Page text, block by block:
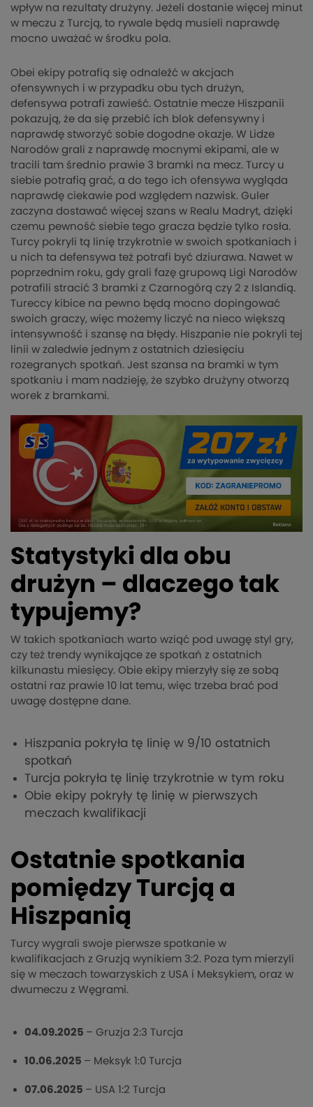
wpływ na rezultaty drużyny. Jeżeli dostanie więcej minut
w meczu z Turcją, to rywale będą musieli naprawdę
mocno uważać w środku pola.
Obei ekipy potrafią się odnaleźć w akcjach
ofensywnych i w przypadku obu tych drużyn,
defensywa potrafi zawieść. Ostatnie mecze Hiszpanii
pokazują, że da się przebić ich blok defensywny i
naprawdę stworzyć sobie dogodne okazje. W Lidze
Narodów grali z naprawdę mocnymi ekipami, ale w
tracili tam średnio prawie 3 bramki na mecz. Turcy u
siebie potrafią grać, a do tego ich ofensywa wygląda
naprawdę ciekawie pod względem nazwisk. Guler
zaczyna dostawać więcej szans w Realu Madryt, dzięki
czemu pewność siebie tego gracza będzie tylko rosła.
Turcy pokryli tą linię trzykrotnie w swoich spotkaniach i
u nich ta defensywa też potrafi być dziurawa. Nawet w
poprzednim roku, gdy grali fazę grupową Ligi Narodów
potrafili stracić 3 bramki z Czarnogórą czy 2 z Islandią.
Tureccy kibice na pewno będą mocno dopingować
swoich graczy, więc możemy liczyć na nieco większą
intensywność i szansę na błędy. Hiszpanie nie pokryli tej
linii w zaledwie jednym z ostatnich dziesięciu
rozegranych spotkań. Jest szansa na bramki w tym
spotkaniu i mam nadzieję, że szybko drużyny otworzą
worek z bramkami.
Statystyki dla obu
drużyn – dlaczego tak
typujemy?
W takich spotkaniach warto wziąć pod uwagę styl gry,
czy też trendy wynikające ze spotkań z ostatnich
kilkunastu miesięcy. Obie ekipy mierzyły się ze sobą
ostatni raz prawie 10 lat temu, więc trzeba brać pod
uwagę dostępne dane.
Hiszpania pokryła tę linię w 9/10 ostatnich
spotkań
Turcja pokryła tę linię trzykrotnie w tym roku
Obie ekipy pokryły tę linię w pierwszych
meczach kwalifikacji
Ostatnie spotkania
pomiędzy Turcją a
Hiszpanią
Turcy wygrali swoje pierwsze spotkanie w
kwalifikacjach z Gruzją wynikiem 3:2. Poza tym mierzyli
się w meczach towarzyskich z USA i Meksykiem, oraz w
dwumeczu z Węgrami.
04.09.2025 – Gruzja 2:3 Turcja
10.06.2025 – Meksyk 1:0 Turcja
07.06.2025 – USA 1:2 Turcja